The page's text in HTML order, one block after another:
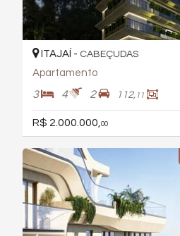
ITAJAÍ - CABEÇUDAS
Apartamento
3 4 2 112, 11
R$ 2.000.000, 00